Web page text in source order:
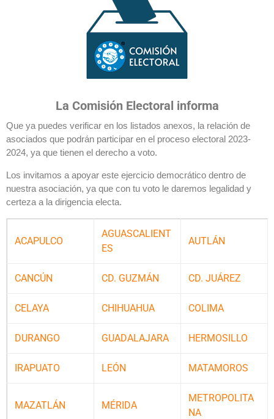
La Comisión Electoral informa
Que ya puedes verificar en los listados anexos, la relación de
asociados que podrán participar en el proceso electoral 2023-
2024, ya que tienen el derecho a voto.
Los invitamos a apoyar este ejercicio democrático dentro de
nuestra asociación, ya que con tu voto le daremos legalidad y
certeza a la dirigencia electa.
ACAPULCO
AGUASCALIENT
ES
AUTLÁN
CANCÚN CD. GUZMÁN CD. JUÁREZ
CELAYA CHIHUAHUA COLIMA
DURANGO GUADALAJARA HERMOSILLO
IRAPUATO LEÓN MATAMOROS
MAZATLÁN MÉRIDA
METROPOLITA
NA